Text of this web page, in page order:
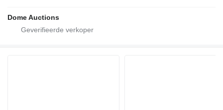
Dome Auctions